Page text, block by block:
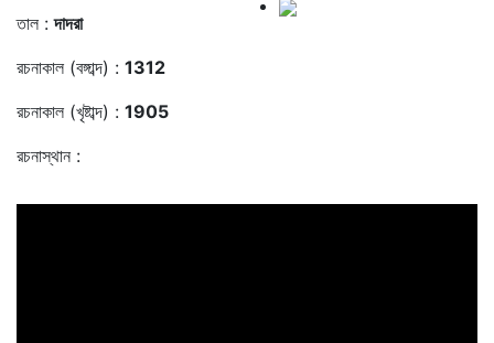
তাল :দাদরা
রচনাকাল (বঙ্গাব্দ) : 1312
রচনাকাল (খৃষ্টাব্দ) : 1905
রচনাস্থান :